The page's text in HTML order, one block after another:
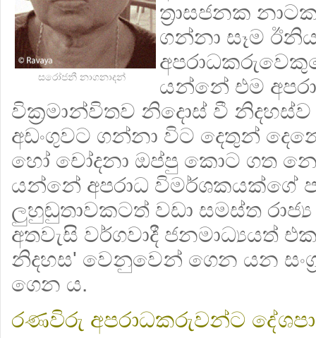
සරෝජනී නාගනාදන්
ත්‍රාසජනක
ගන්නා සෑම
යන්නේ එම
වික්‍රමාන්විතව නිදොස් වී
අඩංගුවට ගන්නා විට දෙතුන්
හෝ චෝදනා ඔප්පු කොට ගත
යන්නේ අපරාධ විමර්ශකයක්ගේ
ලුහුඬුතාවකටත් වඩා සමස්ත
අතවැසි වර්ගවාදී ජනමාධ්‍යයත්
නිදහස' වෙනුවෙන් ගෙන යන
ගෙන ය.
රණවිරු අපරාධකරුවන්ට